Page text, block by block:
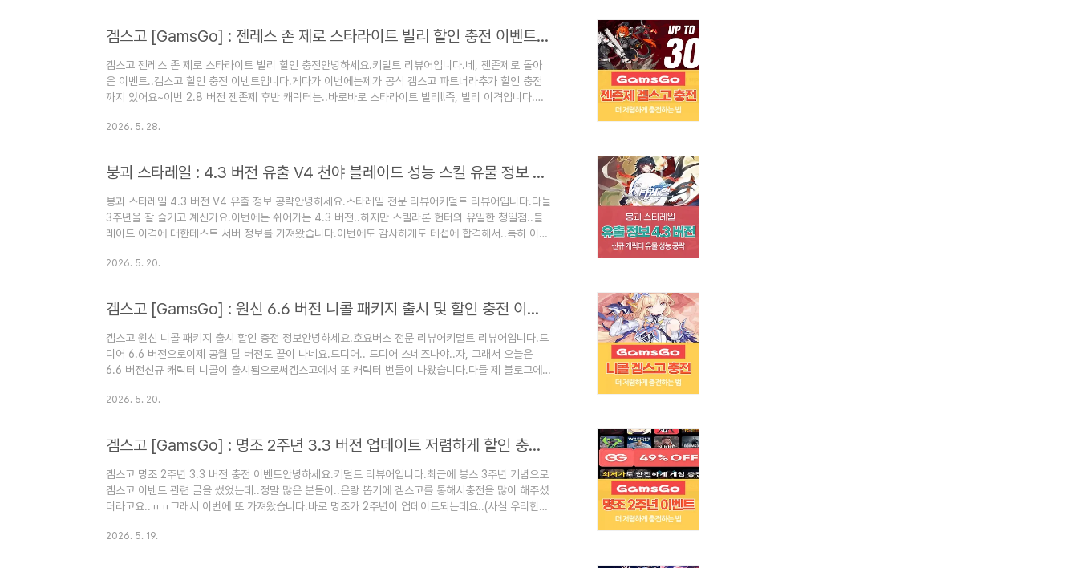
블레이드입니다...
겜스고 [GamsGo] : 젠레스 존 제로 스타라이트 빌리 할인 충전 이벤트 Top up 추천
겜스고 젠레스 존 제로 스타라이트 빌리 할인 충전안녕하세요.키덜트 리뷰어입니다.네, 젠존제로 돌아
온 이벤트..겜스고 할인 충전 이벤트입니다.게다가 이번에는제가 공식 겜스고 파트너라추가 할인 충전
까지 있어요~이번 2.8 버전 젠존제 후반 캐릭터는..바로바로 스타라이트 빌리!!즉, 빌리 이격입니다.아
니 남자라면.. 명함은 뽑아야죠??자, 이번에도 저를 통해서더욱 저렴하게 구매해 볼까요??전 읽어볼
에서 또..이격 캐릭터가 나..
2026. 5. 28.
붕괴 스타레일 : 4.3 버전 유출 V4 천야 블레이드 성능 스킬 유물 정보 공략
붕괴 스타레일 4.3 버전 V4 유출 정보 공략안녕하세요.스타레일 전문 리뷰어키덜트 리뷰어입니다.다들
3주년을 잘 즐기고 계신가요.이번에는 쉬어가는 4.3 버전..하지만 스텔라론 헌터의 유일한 청일점..블
레이드 이격에 대한테스트 서버 정보를 가져왔습니다.이번에도 감사하게도 테섭에 합격해서..특히 이번
정보를 보러 가실까요?스타레일 성옥을 더욱저렴하게 충전하고 싶으시다면??▽▽▽▽▽▽클릭하세
레이드 이격인천야 -..
2026. 5. 20.
겜스고 [GamsGo] : 원신 6.6 버전 니콜 패키지 출시 및 할인 충전 이벤트 정보
겜스고 원신 니콜 패키지 출시 할인 충전 정보안녕하세요.호요버스 전문 리뷰어키덜트 리뷰어입니다.드
디어 6.6 버전으로이제 공월 달 버전도 끝이 나네요.드디어.. 드디어 스네즈나야..자, 그래서 오늘은
6.6 버전신규 캐릭터 니콜이 출시됨으로써겜스고에서 또 캐릭터 번들이 나왔습니다.다들 제 블로그에
릭터 이벤트.바로 포스팅에서 보실까요?글 읽어 볼 필요 없이바로 충전부터 하러 가보실려면??
요.게다가 신규 4성 캐릭터..
2026. 5. 20.
겜스고 [GamsGo] : 명조 2주년 3.3 버전 업데이트 저렴하게 할인 충전하는 방법
겜스고 명조 2주년 3.3 버전 충전 이벤트안녕하세요.키덜트 리뷰어입니다.최근에 붕스 3주년 기념으로
겜스고 이벤트 관련 글을 썼었는데..정말 많은 분들이..은랑 뽑기에 겜스고를 통해서충전을 많이 해주셨
더라고요..ㅠㅠ그래서 이번에 또 가져왔습니다.바로 명조가 2주년이 업데이트되는데요..(사실 우리한테
수준이죠..그래서 이번에도 명조를 더욱저렴하게 업데이트하는 방법을포스팅해보도록 하겠습니다.자,
2026. 5. 19.